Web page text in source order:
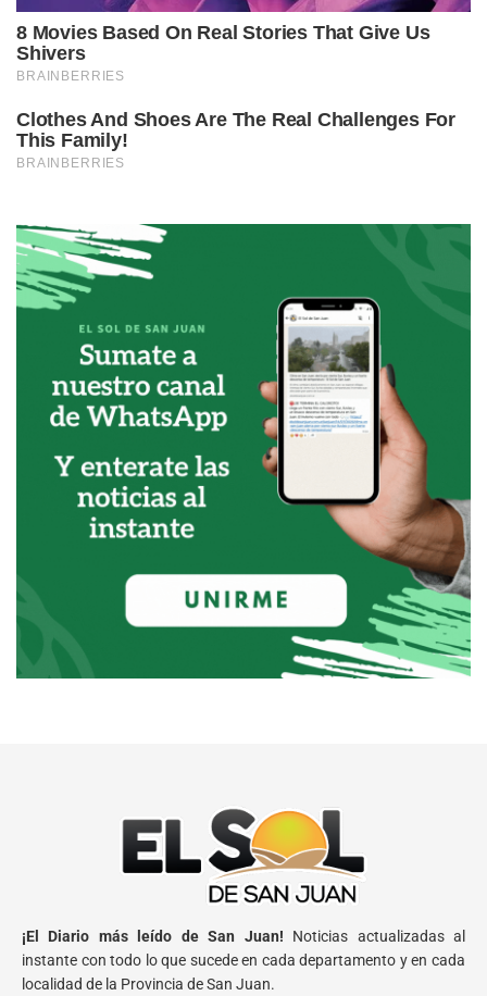
¡El Diario más leído de San Juan! Noticias actualizadas al
instante con todo lo que sucede en cada departamento y en cada
localidad de la Provincia de San Juan.